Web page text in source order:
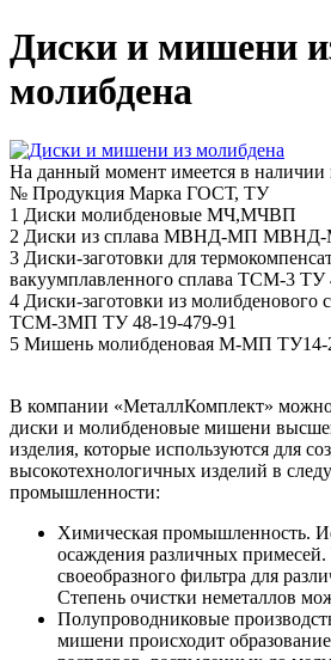
Диски и мишени
молибдена
На данный момент имеется в наличии
№ Продукция Марка ГОСТ, ТУ
1 Диски молибденовые МЧ,МЧВП
2 Диски из сплава МВНД-МП
3 Диски-заготовки для
вакуумплавленного сплава ТСМ-3 ТУ
4 Диски-заготовки из
ТСМ-3МП ТУ 48-19-479-91
5 Мишень молибденовая М-МП ТУ14-
В компании «МеталлКомплект»
диски и молибденовые мишени
изделия, которые используются для
высокотехнологичных изделий в
промышленности:
Химическая промышленность.
осаждения различных
своеобразного фильтра для
Степень очистки неметаллов
Полупроводниковые
мишени происходит